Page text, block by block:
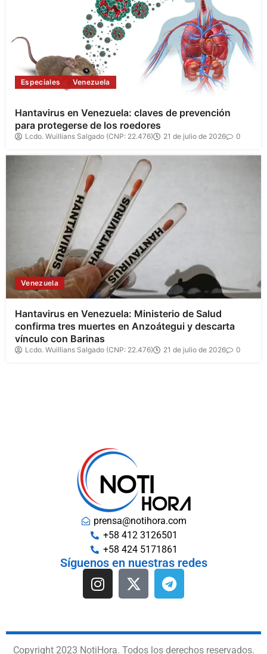
Especiales Venezuela
Hantavirus en Venezuela: claves de prevención
para protegerse de los roedores
Lcdo. Wuillians Salgado (CNP: 22.476) 21 de julio de 2026 0
Venezuela
Hantavirus en Venezuela: Ministerio de Salud
confirma tres muertes en Anzoátegui y descarta
vínculo con Barinas
Lcdo. Wuillians Salgado (CNP: 22.476) 21 de julio de 2026 0
prensa@notihora.com
+58 412 3126501
+58 424 5171861
Síguenos en nuestras redes
Copyright 2023 NotiHora. Todos los derechos reservados.